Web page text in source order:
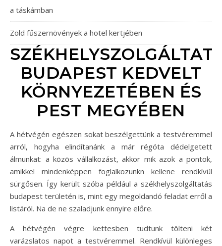
a táskámban
Zöld fűszernövények a hotel kertjében
BUDAPEST KEDVELT
KÖRNYEZETÉBEN ÉS
PEST MEGYÉBEN
A hétvégén egészen sokat beszélgettünk a testvéremmel
arról, hogyha elindítanánk a már régóta dédelgetett
álmunkat: a közös vállalkozást, akkor mik azok a pontok,
amikkel mindenképpen foglalkozunkn kellene rendkívül
sürgősen. Így került szóba például a székhelyszolgáltatás
budapest területén is, mint egy megoldandó feladat erről a
listáról. Na de ne szaladjunk ennyire előre.
A hétvégén végre kettesben tudtunk tölteni két
varázslatos napot a testvéremmel. Rendkívül különleges